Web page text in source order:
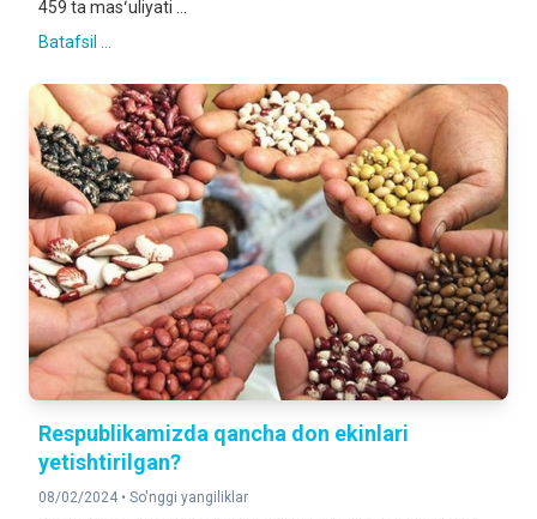
459 ta masʻuliyati ...
Batafsil ...
Respublikamizda qancha don ekinlari
yetishtirilgan?
08/02/2024 • So'nggi yangiliklar